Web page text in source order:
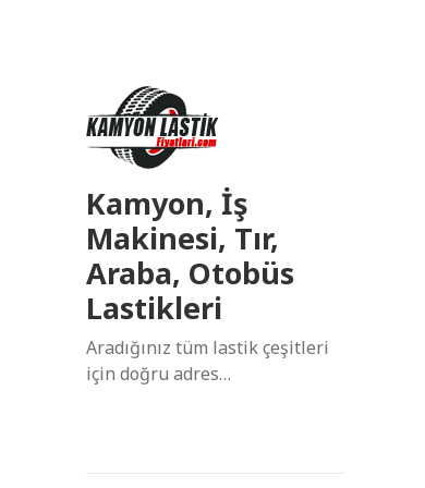
Kamyon, İş
Makinesi, Tır,
Araba, Otobüs
Lastikleri
Aradığınız tüm lastik çeşitleri
için doğru adres…